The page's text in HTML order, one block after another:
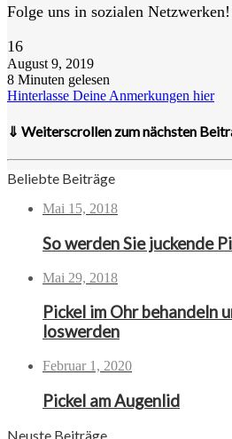
Folge uns in sozialen Netzwerken!
16
August 9, 2019
8 Minuten gelesen
Hinterlasse Deine Anmerkungen hier
⇓ Weiterscrollen zum nächsten
Beliebte Beiträge
Mai 15, 2018
So werden Sie juckende
Mai 29, 2018
Pickel im Ohr behandeln
loswerden
Februar 1, 2020
Pickel am Augenlid
Neuste Beiträge